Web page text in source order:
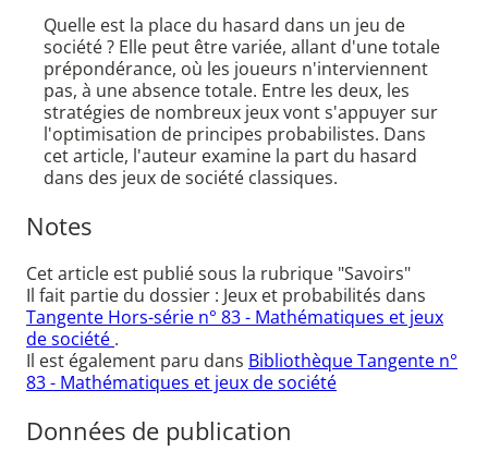
Quelle est la place du hasard dans un jeu de
société ? Elle peut être variée, allant d'une totale
prépondérance, où les joueurs n'interviennent
pas, à une absence totale. Entre les deux, les
stratégies de nombreux jeux vont s'appuyer sur
l'optimisation de principes probabilistes. Dans
cet article, l'auteur examine la part du hasard
dans des jeux de société classiques.
Notes
Cet article est publié sous la rubrique "Savoirs"
Il fait partie du dossier : Jeux et probabilités dans
Tangente Hors-série n° 83 - Mathématiques et jeux
de société .
Il est également paru dans Bibliothèque Tangente n°
83 - Mathématiques et jeux de société
Données de publication